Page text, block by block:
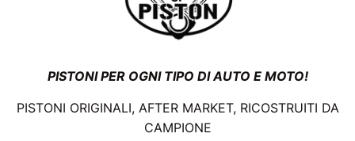
PISTONI PER OGNI TIPO DI AUTO E MOTO!
PISTONI ORIGINALI, AFTER MARKET, RICOSTRUITI DA
CAMPIONE